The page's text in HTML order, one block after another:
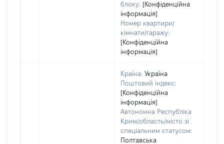
блоку: [Конфіденційна
інформація]
Номер квартири/
кімнати/гаражу:
[Конфіденційна
інформація]
Країна: Україна
Поштовий індекс:
[Конфіденційна
інформація]
Автономна Республіка
Крим/область/місто зі
спеціальним статусом:
Полтавська